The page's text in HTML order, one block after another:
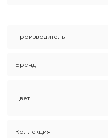
Производитель
Бренд
Цвет
Коллекция